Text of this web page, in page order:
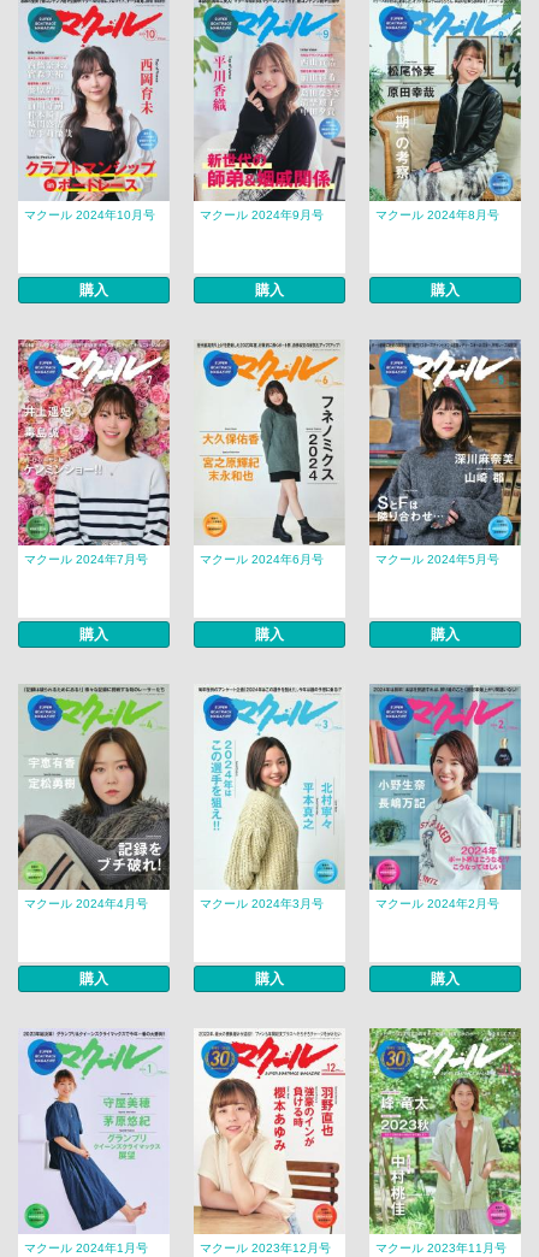
マクール 2024年10月号
購入
マクール 2024年9月号
購入
マクール 2024年8月号
購入
マクール 2024年7月号
購入
マクール 2024年6月号
購入
マクール 2024年5月号
購入
マクール 2024年4月号
購入
マクール 2024年3月号
購入
マクール 2024年2月号
購入
マクール 2024年1月号 マクール 2023年12月号 マクール 2023年11月号